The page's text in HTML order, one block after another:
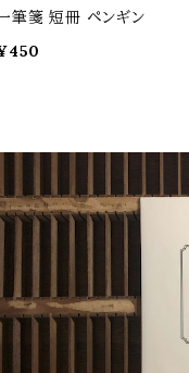
筆箋 短冊 ペンギン